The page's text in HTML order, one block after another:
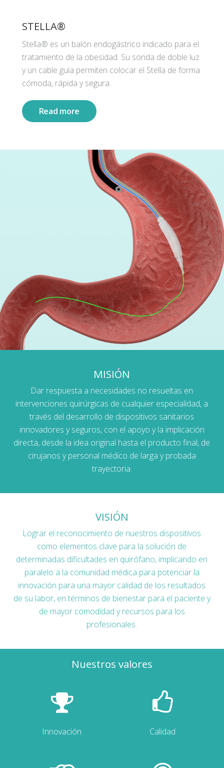
STELLA®
Stella® es un balón endogástrico indicado para el
tratamiento de la obesidad. Su sonda de doble luz
y un cable guía permiten colocar el Stella de forma
cómoda, rápida y segura.
Read more
MISIÓN
Dar respuesta a necesidades no resueltas en
intervenciones quirúrgicas de cualquier especialidad, a
través del desarrollo de dispositivos sanitarios
innovadores y seguros, con el apoyo y la implicación
directa, desde la idea original hasta el producto final, de
cirujanos y personal médico de larga y probada
trayectoria.
VISIÓN
Lograr el reconocimiento de nuestros dispositivos
como elementos clave para la solución de
determinadas dificultades en quirófano, implicando en
paralelo a la comunidad médica para potenciar la
innovación para una mayor calidad de los resultados
de su labor, en términos de bienestar para el paciente y
de mayor comodidad y recursos para los
profesionales.
Nuestros valores
Innovación Calidad